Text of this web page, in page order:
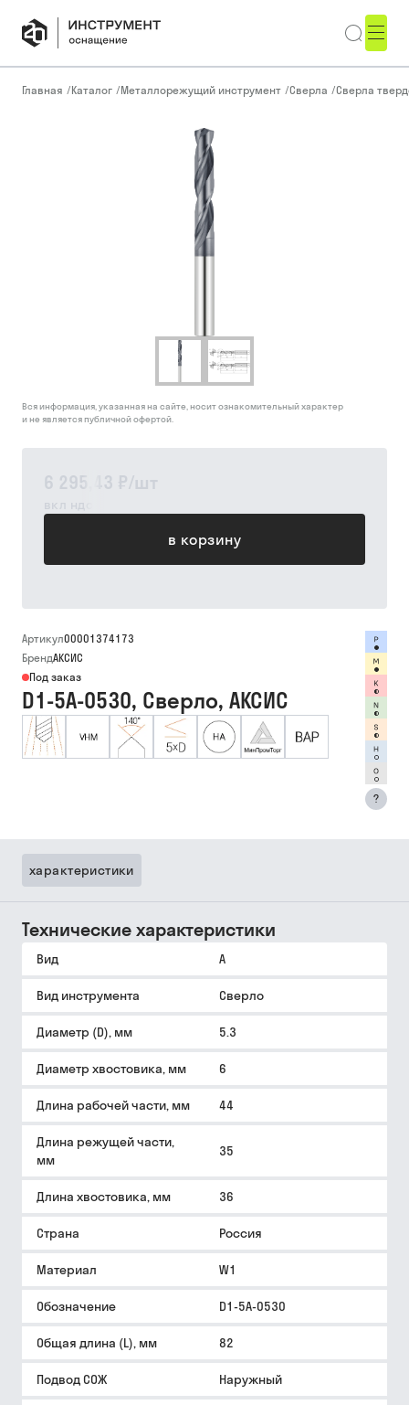
Главная /Каталог /Металлорежущий инструмент /Сверла /Сверла
6 295,43 ₽/шт
вкл ндс
в корзину
Вся информация, указанная на сайте, носит ознакомительный характер
и не является публичной офертой.
Артикул00001374173
БрендАКСИС
Под заказ
D1-5A-0530, Сверло, АКСИС
?
характеристики
Технические характеристики
Вид A
Вид инструмента Сверло
Диаметр (D), мм 5.3
Диаметр хвостовика, мм 6
Длина рабочей части, мм 44
Длина режущей части,
мм
35
Длина хвостовика, мм 36
Страна Россия
Материал W1
Обозначение D1-5A-0530
Общая длина (L), мм 82
Подвод СОЖ Наружный